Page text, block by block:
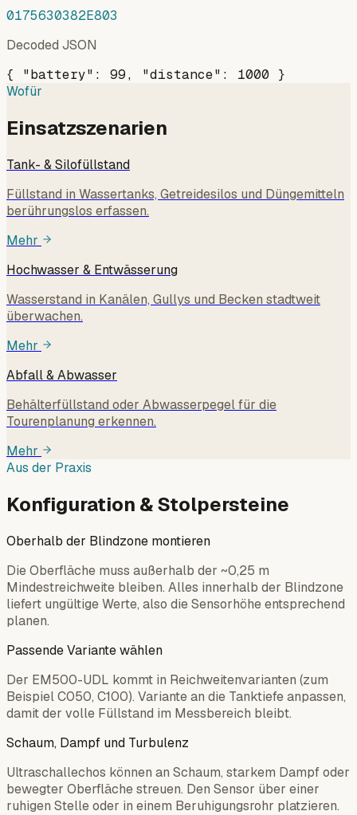
0175630382E803
Decoded JSON
{ "battery": 99, "distance": 1000 }
Wofür
Einsatzszenarien
Tank- & Silofüllstand
Füllstand in Wassertanks, Getreidesilos und Düngemitteln
berührungslos erfassen.
Mehr
Hochwasser & Entwässerung
Wasserstand in Kanälen, Gullys und Becken stadtweit
überwachen.
Mehr
Abfall & Abwasser
Behälterfüllstand oder Abwasserpegel für die
Tourenplanung erkennen.
Mehr
Aus der Praxis
Konfiguration & Stolpersteine
Oberhalb der Blindzone montieren
Die Oberfläche muss außerhalb der ~0,25 m
Mindestreichweite bleiben. Alles innerhalb der Blindzone
liefert ungültige Werte, also die Sensorhöhe entsprechend
planen.
Passende Variante wählen
Der EM500-UDL kommt in Reichweitenvarianten (zum
Beispiel C050, C100). Variante an die Tanktiefe anpassen,
damit der volle Füllstand im Messbereich bleibt.
Schaum, Dampf und Turbulenz
Ultraschallechos können an Schaum, starkem Dampf oder
bewegter Oberfläche streuen. Den Sensor über einer
ruhigen Stelle oder in einem Beruhigungsrohr platzieren.